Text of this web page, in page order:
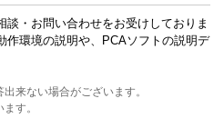
・お問い合わせをお受けしておりま
作環境の説明や、PCAソフトの説明デ
来ない場合がございます。
す。